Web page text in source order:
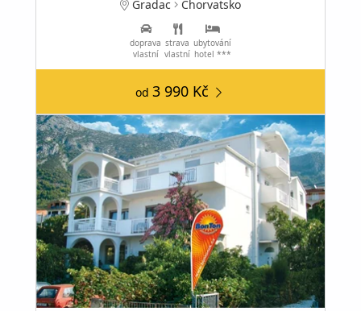
Gradac Chorvatsko
doprava
vlastní
strava
vlastní
ubytování
hotel ***
od 3 990 Kč